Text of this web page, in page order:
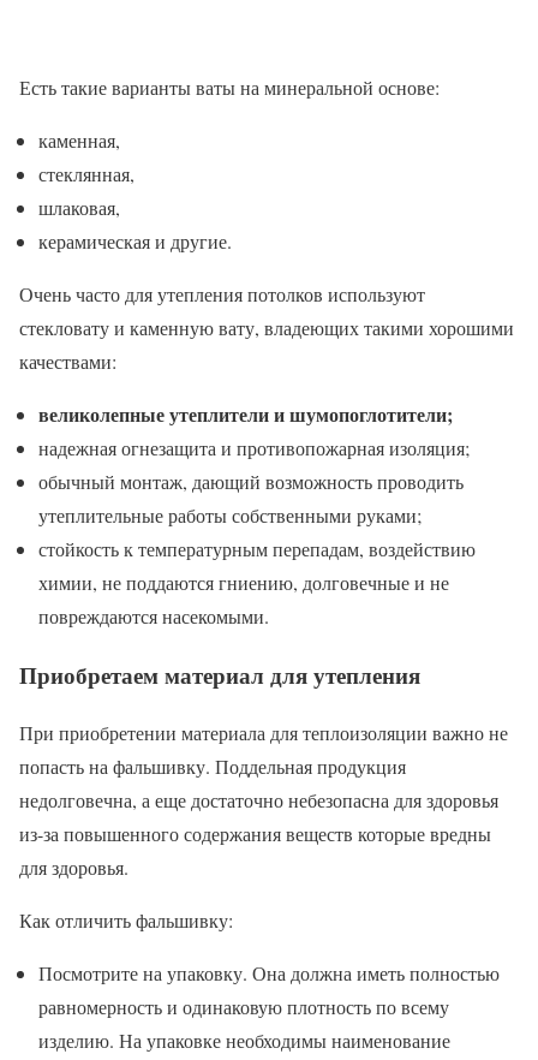
Есть такие варианты ваты на минеральной основе:
каменная,
стеклянная,
шлаковая,
керамическая и другие.
Очень часто для утепления потолков используют
стекловату и каменную вату, владеющих такими хорошими
качествами:
великолепные утеплители и шумопоглотители;
надежная огнезащита и противопожарная изоляция;
обычный монтаж, дающий возможность проводить
утеплительные работы собственными руками;
стойкость к температурным перепадам, воздействию
химии, не поддаются гниению, долговечные и не
повреждаются насекомыми.
Приобретаем материал для утепления
При приобретении материала для теплоизоляции важно не
попасть на фальшивку. Поддельная продукция
недолговечна, а еще достаточно небезопасна для здоровья
из-за повышенного содержания веществ которые вредны
для здоровья.
Как отличить фальшивку:
Посмотрите на упаковку. Она должна иметь полностью
равномерность и одинаковую плотность по всему
изделию. На упаковке необходимы наименование